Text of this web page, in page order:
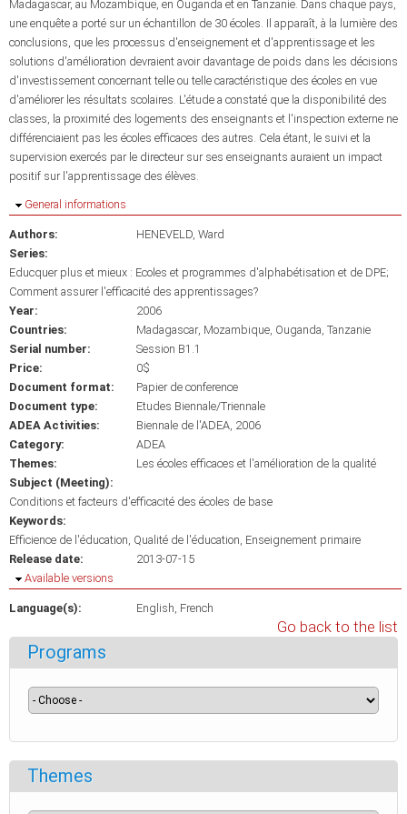
Madagascar, au Mozambique, en Ouganda et en Tanzanie. Dans chaque pays,
une enquête a porté sur un échantillon de 30 écoles. Il apparaît, à la lumière des
conclusions, que les processus d'enseignement et d'apprentissage et les
solutions d'amélioration devraient avoir davantage de poids dans les décisions
d'investissement concernant telle ou telle caractéristique des écoles en vue
d'améliorer les résultats scolaires. L'étude a constaté que la disponibilité des
classes, la proximité des logements des enseignants et l'inspection externe ne
différenciaient pas les écoles efficaces des autres. Cela étant, le suivi et la
supervision exercés par le directeur sur ses enseignants auraient un impact
positif sur l'apprentissage des élèves.
Hide
General informations
Authors:
HENEVELD, Ward
Series:
Educquer plus et mieux : Ecoles et programmes d'alphabétisation et de DPE;
Comment assurer l'efficacité des apprentissages?
Year:
2006
Countries:
Madagascar Mozambique Ouganda Tanzanie
Serial number:
Session B1.1
Price:
0$
Document format:
Papier de conference
Document type:
Etudes Biennale/Triennale
ADEA Activities:
Biennale de l'ADEA, 2006
Category:
ADEA
Themes:
Les écoles efficaces et l'amélioration de la qualité
Subject (Meeting):
Conditions et facteurs d'efficacité des écoles de base
Keywords:
Efficience de l'éducation Qualité de l'éducation Enseignement primaire
Release date:
2013-07-15
Hide
Available versions
Language(s): English French
Go back to the list
Programs
Themes